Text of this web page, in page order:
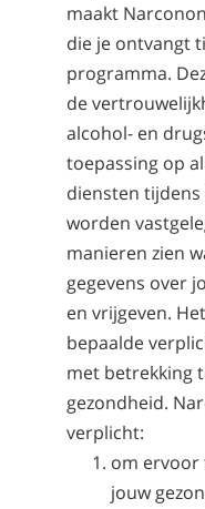
maakt
die je ontvangt
programma.
de
alcohol- en
toepassing op
diensten
worden
manieren zien
gegevens over
en vrijgeven.
bepaalde
met betrekking
gezondheid.
verplicht:
om ervoor
jouw